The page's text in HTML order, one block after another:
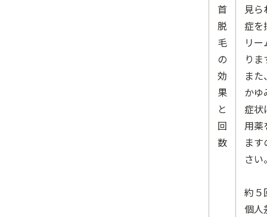
首
脱
毛
の
効
果
と
回
数
見ら
症を
リ
りま
ま
かゆ
症状
用薬
ま
さい
約
個人